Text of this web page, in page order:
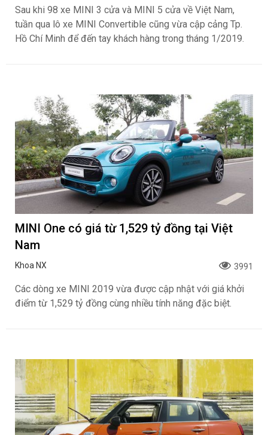
Sau khi 98 xe MINI 3 cửa và MINI 5 cửa về Việt Nam,
tuần qua lô xe MINI Convertible cũng vừa cập cảng Tp.
Hồ Chí Minh để đến tay khách hàng trong tháng 1/2019.
MINI One có giá từ 1,529 tỷ đồng tại Việt
Nam
Khoa NX 3991
Các dòng xe MINI 2019 vừa được cập nhật với giá khởi
điểm từ 1,529 tỷ đồng cùng nhiều tính năng đặc biệt.